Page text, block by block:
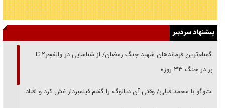
پیشنهاد سردبیر
از گمنام‌ترین فرماندهان شهید جنگ رمضان/ از شناسایی در والفجر۲ تا
حضور در جنگ ۳۳ روزه
گفت‌وگو با محمد فیلی/ وقتی آن دیالوگ را گفتم فیلمبردار غش کرد و افتاد